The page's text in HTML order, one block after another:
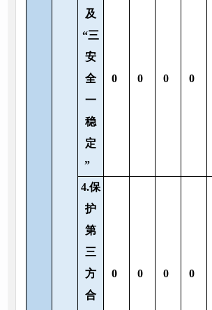
及
“三
安
全
一
稳
定
”
0 0 0 0
4.保
护
第
三
方
合
0 0 0 0